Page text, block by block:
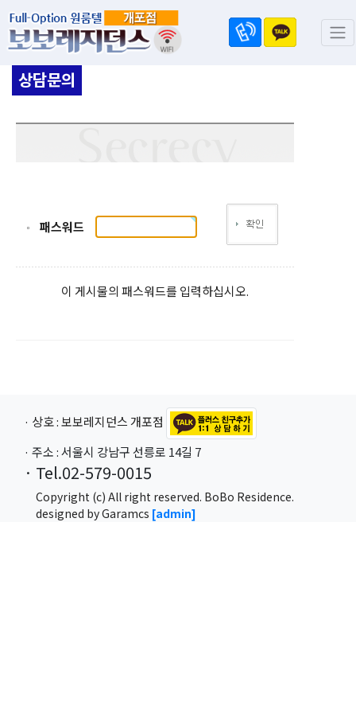
상담문의
패스워드
이 게시물의 패스워드를 입력하십시오.
· 상호 : 보보레지던스 개포점
· 주소 : 서울시 강남구 선릉로 14길 7
· Tel.02-579-0015
Copyright (c) All right reserved. BoBo Residence.
designed by Garamcs [admin]